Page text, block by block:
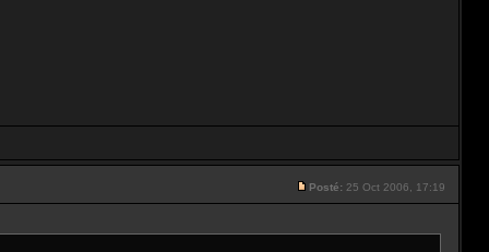
Posté: 25 Oct 2006, 17:19